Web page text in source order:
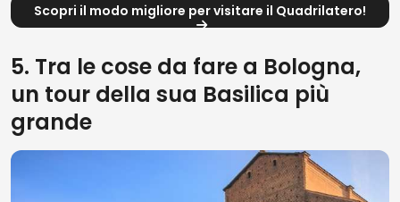
Scopri il modo migliore per visitare il Quadrilatero!
5. Tra le cose da fare a Bologna,
un tour della sua Basilica più
grande